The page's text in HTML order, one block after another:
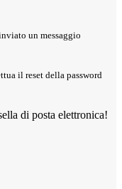
un messaggio
il reset della password
di posta elettronica!